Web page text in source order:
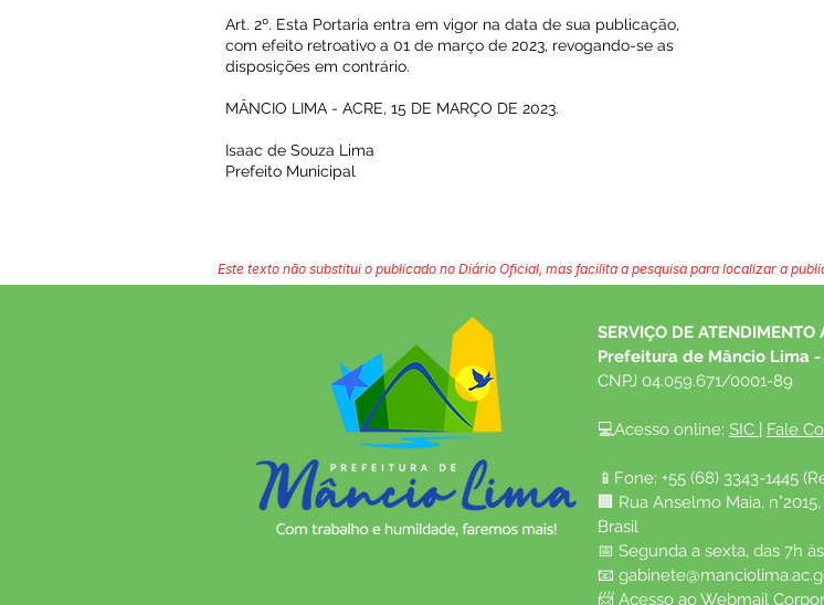
Art. 2º. Esta Portaria entra em vigor na data de sua publicação,
com efeito retroativo a 01 de março de 2023, revogando-se as
disposições em contrário.
MÂNCIO LIMA - ACRE, 15 DE MARÇO DE 2023.
Isaac de Souza Lima
Prefeito Municipal
Este texto não substitui o publicado no Diário Oficial, mas facilita a pesquisa para localizar a
SERVIÇO DE
Prefeitura de Mâncio Lima
CNPJ 04.059.671/0001-89
💻Acesso online: SIC | Fale
📱Fone: +55 (68) 3343-1445
🏢 Rua Anselmo Maia,
Brasil
📅 Segunda a sexta, das 7h
📧
📨 Acesso ao Webmail